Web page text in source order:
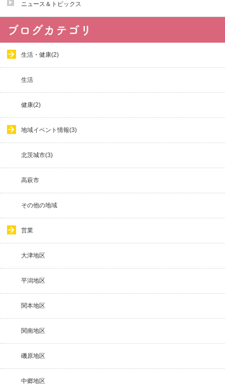
ニュース＆トピックス
生活・健康(2)
生活
健康(2)
地域イベント情報(3)
北茨城市(3)
高萩市
その他の地域
営業
大津地区
平潟地区
関本地区
関南地区
磯原地区
中郷地区